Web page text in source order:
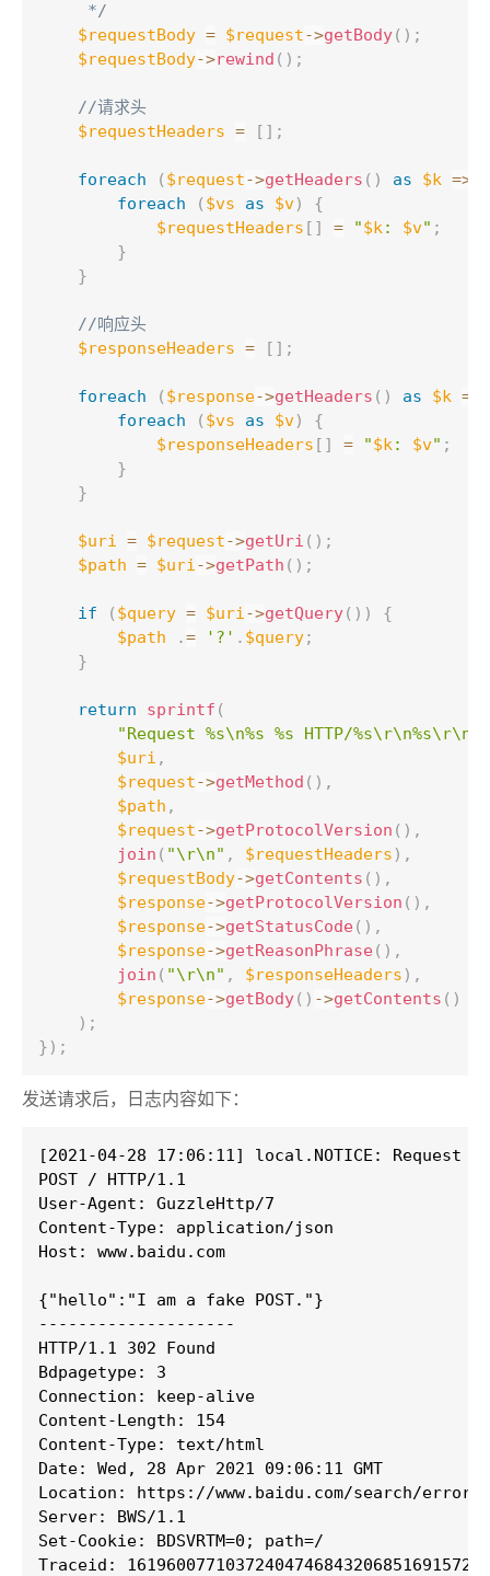
     */
$requestBody = $request->getBody( ) ;
$requestBody->rewind ( ) ;
//请求头
$requestHeaders = [ ] ;
foreach ( $request->getHeaders ( ) as $k =>
foreach
( $vs as $v)
{
$requestHeaders [ ] = "$k: $v" ;
}
}
//响应头
$responseHeaders = [ ] ;
foreach ( $response->getHeaders ( ) as $k =
foreach
( $vs as $v)
{
$responseHeaders [ ] = "$k: $v" ;
}
}
$uri = $request->getUri ( ) ;
$path = $uri->getPath ( ) ;
if ( $query = $uri->getQuery( ) )
{
$path
.= '?' . $query;
}
return sprintf (
"Request %s\n%s %s HTTP/
$uri ,
$request->getMethod ( ) ,
$path ,
$request->getProtocolVersion ( ) ,
join ( "\r\n" , $requestHeaders ) ,
$requestBody->getContents ( ) ,
$response->getProtocolVersion ( ) ,
$response->getStatusCode ( ) ,
$response->getReasonPhrase ( ) ,
join ( "\r\n" , $responseHeaders ) ,
$response->getBody( ) ->getContents ( )
) ;
} ) ;
发送请求后，日志内容如下：
[2021-04-28 17:06:11] local.NOTICE: Request
POST / HTTP/1.1
User-Agent: GuzzleHttp/7
Content-Type: application/json
Host: www.baidu.com
{"hello":"I am a fake POST."}
--------------------
HTTP/1.1 302 Found
Bdpagetype: 3
Connection: keep-alive
Content-Length: 154
Content-Type: text/html
Date: Wed, 28 Apr 2021 09:06:11 GMT
Location: https://www.baidu.com/search/
Server: BWS/1.1
Set-Cookie: BDSVRTM=0; path=/
Traceid: